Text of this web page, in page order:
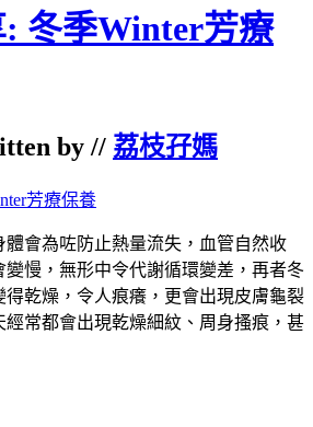
冬季Winter芳療
by // 荔枝孖媽
體會為咗防止熱量流失，血管自然收
慢，無形中令代謝循環變差，再者冬
得乾燥，令人痕癢，更會出現皮膚龜裂
常都會出現乾燥細紋、周身搔痕，甚